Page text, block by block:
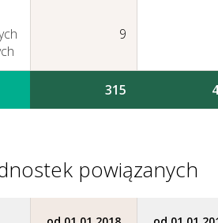
9
315
powiązanych